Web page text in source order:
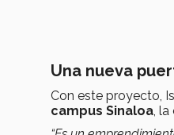
Una nueva
Con este proyecto,
campus Sinaloa, la